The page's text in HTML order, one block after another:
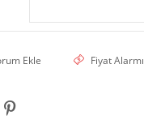
Ekle Fiyat Alarmı